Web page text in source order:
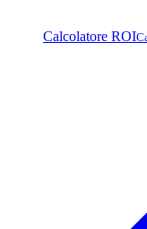
Calcolatore ROI